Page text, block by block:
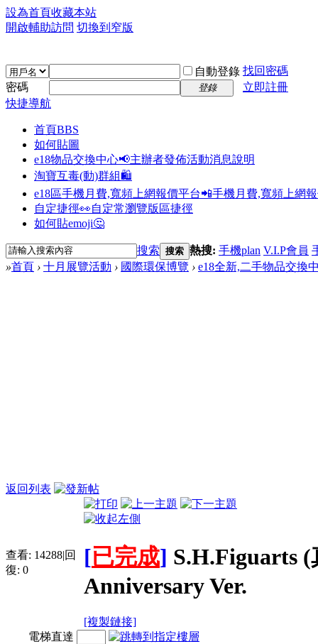
設為首頁收藏本站
開啟輔助訪問 切換到窄版
自動登錄 找回密碼
密碼
登錄
立即註冊
快捷導航
首頁BBS
如何貼圖
e18物品交換中心📢主辦者發佈活動消息說明
淘寶互毒(動)群組🛍️
e18區手機月費,寬頻上網報價平台📲手機月費,寬頻上網
自定捷徑👀自定常瀏覽版區捷徑
如何貼emoji🤔
搜索 搜索 熱搜: 手機plan V.I.P會員
»首頁 › 十月展覽活動 › 國際環保博覽 › e18全新,二手物品交換
返回列表
查看: 14288|回
復: 0
[已完成] S.H.Figuarts
Anniversary Ver.
[複製鏈接]
電梯直達